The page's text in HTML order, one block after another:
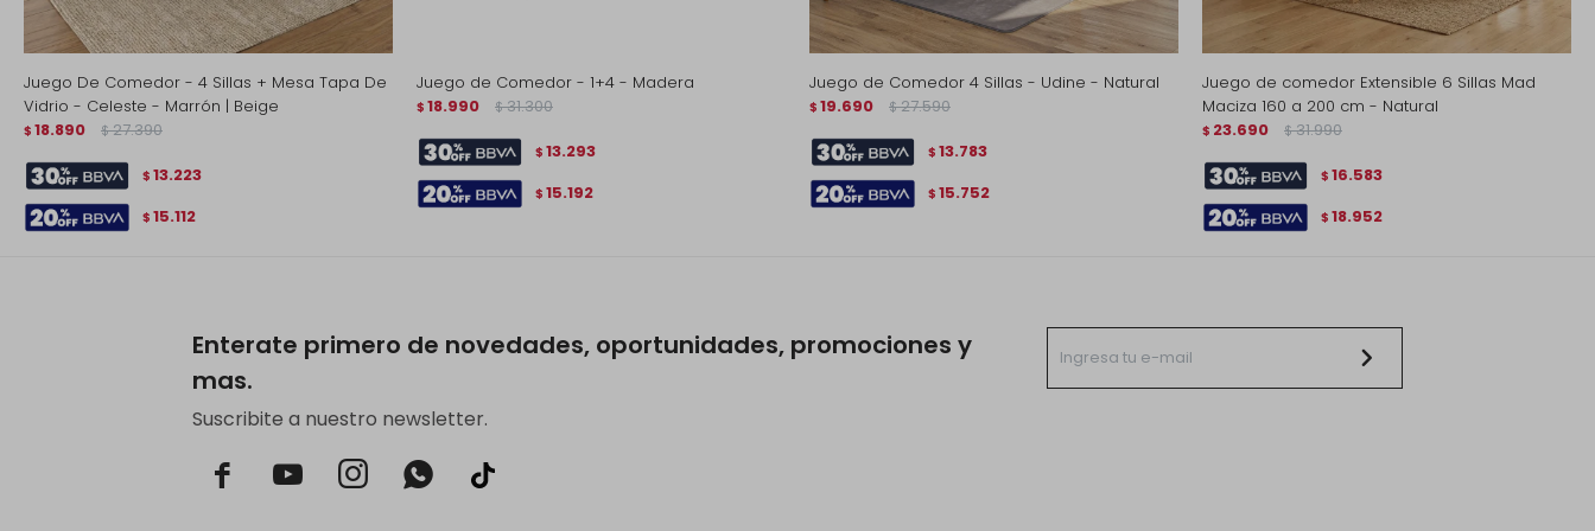
Juego De Comedor - 4 Sillas + Mesa Tapa De
Vidrio - Celeste - Marrón | Beige
$ 18.890 $ 27.390
$ 13.223
$ 15.112
Juego de Comedor - 1+4 - Madera
$ 18.990 $ 31.300
$ 13.293
$ 15.192
Juego de Comedor 4 Sillas - Udine - Natural
$ 19.690 $ 27.590
$ 13.783
$ 15.752
Juego de comedor Extensible 6 Sillas Mad
Maciza 160 a 200 cm - Natural
$ 23.690 $ 31.990
$ 16.583
$ 18.952
Enterate primero de novedades, oportunidades, promociones y
mas.
Suscribite a nuestro newsletter.
  